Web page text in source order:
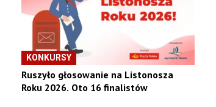
KONKURSY
Ruszyło głosowanie na Listonosza
Roku 2026. Oto 16 finalistów